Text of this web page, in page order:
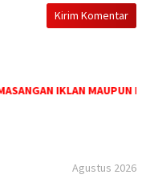
IKLAN MAUPUN
Agustus 2026